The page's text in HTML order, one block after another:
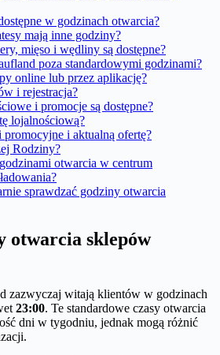
w godzinach otwarcia?
mają inne godziny?
mięso i wędliny są dostępne?
poza standardowymi godzinami?
online lub przez aplikację?
i rejestracja?
i promocje są dostępne?
lojalnościową?
promocyjne i aktualną ofertę?
Rodziny?
otwarcia w centrum
sprawdzać godziny otwarcia
otwarcia sklepów
zazwyczaj witają klientów w godzinach
23:00. Te standardowe czasy otwarcia
dni w tygodniu, jednak mogą różnić